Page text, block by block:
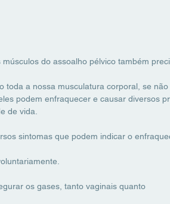
músculos do assoalho pélvico também
toda a nossa musculatura corporal, se
podem enfraquecer e causar diversos
de vida.
sintomas que podem indicar o
os gases, tanto vaginais quanto